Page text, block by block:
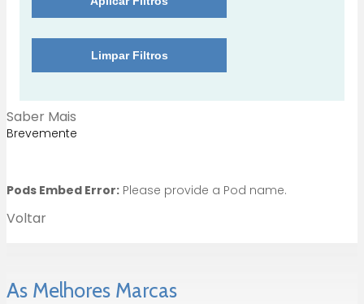
Limpar Filtros
Saber Mais
Brevemente
Pods Embed Error: Please provide a Pod name.
Voltar
As Melhores Marcas